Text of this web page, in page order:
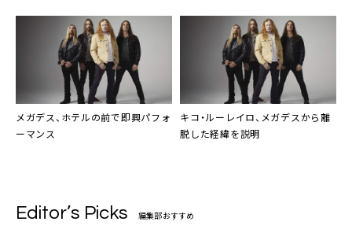
メガデス、ホテルの前で即興パフォ
ーマンス
キコ・ルーレイロ、メガデスから離
脱した経緯を説明
Editor’s Picks 編集部おすすめ